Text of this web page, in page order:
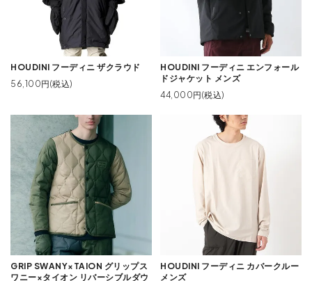
HOUDINI フーディニ ザクラウド
56,100円(税込)
HOUDINI フーディニ エンフォール
ドジャケット メンズ
44,000円(税込)
GRIP SWANY×TAION グリップス
ワニー×タイオン リバーシブルダウ
HOUDINI フーディニ カバークルー
メンズ